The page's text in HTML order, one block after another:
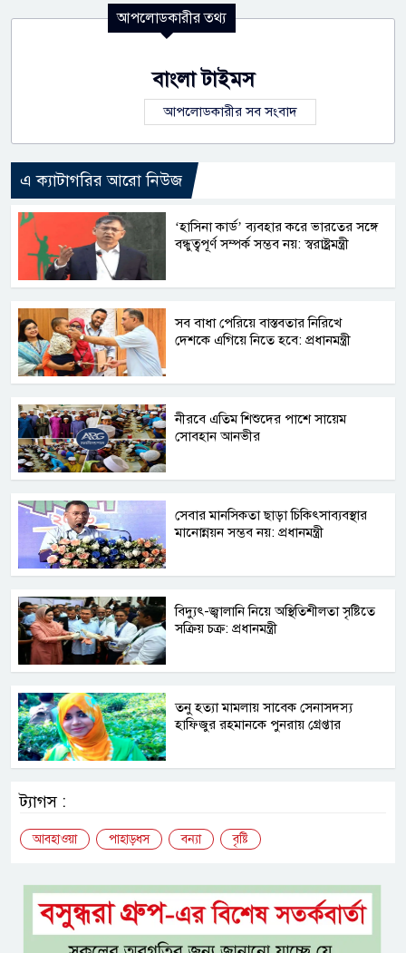
আপলোডকারীর তথ্য
বাংলা টাইমস
আপলোডকারীর সব সংবাদ
এ ক্যাটাগরির আরো নিউজ
‘হাসিনা কার্ড’ ব্যবহার করে ভারতের সঙ্গে
বন্ধুত্বপূর্ণ সম্পর্ক সম্ভব নয়: স্বরাষ্ট্রমন্ত্রী
সব বাধা পেরিয়ে বাস্তবতার নিরিখে
দেশকে এগিয়ে নিতে হবে: প্রধানমন্ত্রী
নীরবে এতিম শিশুদের পাশে সায়েম
সোবহান আনভীর
সেবার মানসিকতা ছাড়া চিকিৎসাব্যবস্থার
মানোন্নয়ন সম্ভব নয়: প্রধানমন্ত্রী
বিদ্যুৎ-জ্বালানি নিয়ে অস্থিতিশীলতা সৃষ্টিতে
সক্রিয় চক্র: প্রধানমন্ত্রী
তনু হত্যা মামলায় সাবেক সেনাসদস্য
হাফিজুর রহমানকে পুনরায় গ্রেপ্তার
ট্যাগস :
আবহাওয়া পাহাড়ধস বন্যা বৃষ্টি